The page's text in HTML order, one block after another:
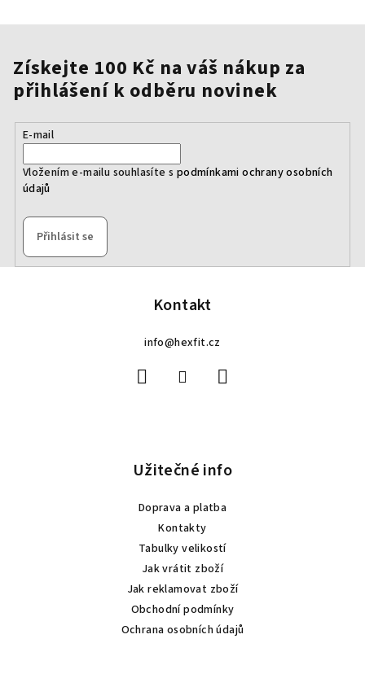
Získejte 100 Kč na váš nákup za
přihlášení k odběru novinek
E-mail
Vložením e-mailu souhlasíte s podmínkami ochrany osobních
údajů
Přihlásit se
Z
Kontakt
info@hexfit.cz
Užitečné info
Doprava a platba
Kontakty
Tabulky velikostí
Jak vrátit zboží
Jak reklamovat zboží
Obchodní podmínky
Ochrana osobních údajů